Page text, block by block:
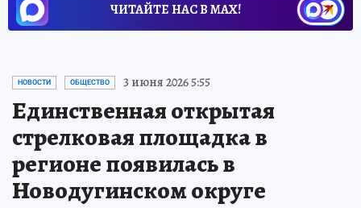
ЧИТАЙТЕ НАС В МАХ!
НОВОСТИ ОБЩЕСТВО 3 июня 2026 5:55
Единственная открытая
стрелковая площадка в
регионе появилась в
Новодугинском округе